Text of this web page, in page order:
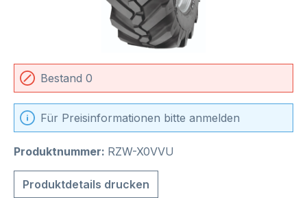
Bestand 0
Für Preisinformationen bitte anmelden
Produktnummer: RZW-X0VVU
Produktdetails drucken